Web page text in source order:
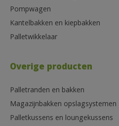
Pompwagen
Kantelbakken en kiepbakken
Palletwikkelaar
Overige producten
Palletranden en bakken
Magazijnbakken opslagsystemen
Palletkussens en loungekussens